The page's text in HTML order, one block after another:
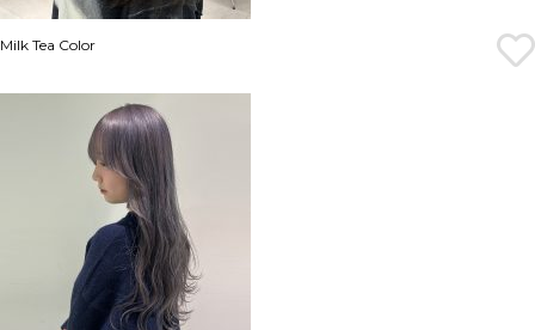
Milk Tea Color